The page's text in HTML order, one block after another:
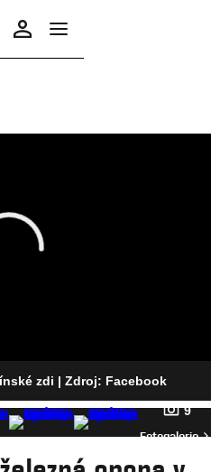
zdi | Zdroj: Facebook
9
Fotogalerie